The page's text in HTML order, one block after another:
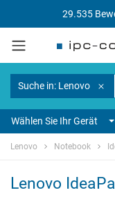
29.535
Suche in: Lenovo
Wählen Sie Ihr Gerät
Lenovo Notebook
Lenovo